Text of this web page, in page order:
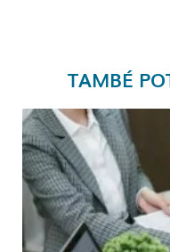
TAMBÉ